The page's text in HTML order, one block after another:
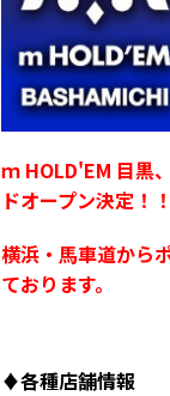
ｍ HOLD'EM 目黒
ドオープン決定！！
横浜・馬車道から
ております。
♦各種店舗情報